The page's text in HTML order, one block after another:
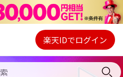
Webプレイヤー
ご契約内容の確認・変更
楽天IDでログイン